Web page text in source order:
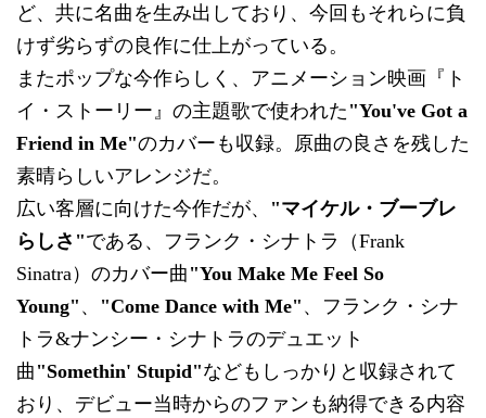
ど、共に名曲を生み出しており、今回もそれらに負
けず劣らずの良作に仕上がっている。
またポップな今作らしく、アニメーション映画『ト
イ・ストーリー』の主題歌で使われた "You've Got a
Friend in Me"のカバーも収録。原曲の良さを残した
素晴らしいアレンジだ。
広い客層に向けた今作だが、 "マイケル・ブーブレ
らしさ"である、フランク・シナトラ（Frank
Sinatra）のカバー曲 "You Make Me Feel So
Young" 、 "Come Dance with Me" 、フランク・シナ
トラ&ナンシー・シナトラのデュエット
曲 "Somethin' Stupid"などもしっかりと収録されて
おり、デビュー当時からのファンも納得できる内容